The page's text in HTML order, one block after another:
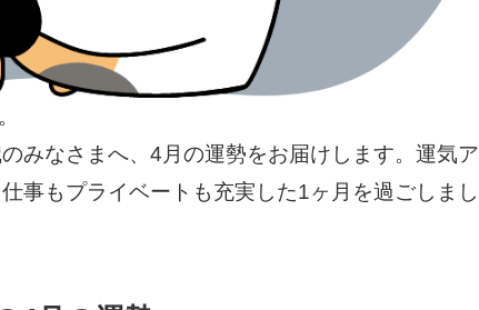
みなさまへ、4月の運勢をお届けします。運気ア
事もプライベートも充実した1ヶ月を過ごしまし